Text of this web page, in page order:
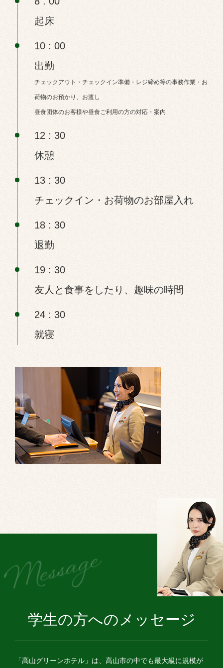
起床
10 : 00
出勤
チェックアウト・チェックイン準備・レジ締め等の事務作業・お
荷物のお預かり、お渡し
昼食団体のお客様や昼食ご利用の方の対応・案内
12 : 30
休憩
13 : 30
チェックイン・お荷物のお部屋入れ
18 : 30
退勤
19 : 30
友人と食事をしたり、趣味の時間
24 : 30
就寝
学生の方へのメッセージ
「高山グリーンホテル」は、高山市の中でも最大級に規模が